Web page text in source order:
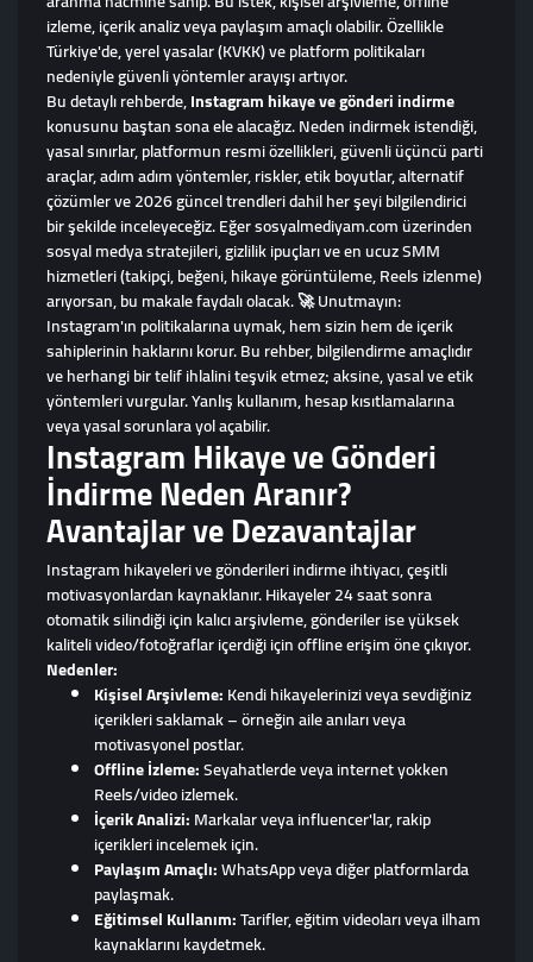
izleme, içerik analiz veya paylaşım amaçlı olabilir. Özellikle
Türkiye'de, yerel yasalar (KVKK) ve platform politikaları
nedeniyle güvenli yöntemler arayışı artıyor.
Bu detaylı rehberde,Instagram hikaye ve gönderi indirme
konusunu baştan sona ele alacağız. Neden indirmek istendiği,
yasal sınırlar, platformun resmi özellikleri, güvenli üçüncü parti
araçlar, adım adım yöntemler, riskler, etik boyutlar, alternatif
çözümler ve 2026 güncel trendleri dahil her şeyi bilgilendirici
bir şekilde inceleyeceğiz. Eğer sosyalmediyam.com üzerinden
sosyal medya stratejileri, gizlilik ipuçları ve en ucuz SMM
hizmetleri (takipçi, beğeni, hikaye görüntüleme, Reels izlenme)
arıyorsan, bu makale faydalı olacak. 🚀 Unutmayın:
Instagram'ın politikalarına uymak, hem sizin hem de içerik
sahiplerinin haklarını korur. Bu rehber, bilgilendirme amaçlıdır
ve herhangi bir telif ihlalini teşvik etmez; aksine, yasal ve etik
yöntemleri vurgular. Yanlış kullanım, hesap kısıtlamalarına
veya yasal sorunlara yol açabilir.
Instagram Hikaye ve Gönderi
İndirme Neden Aranır?
Avantajlar ve Dezavantajlar
Instagram hikayeleri ve gönderileri indirme ihtiyacı, çeşitli
motivasyonlardan kaynaklanır. Hikayeler 24 saat sonra
otomatik silindiği için kalıcı arşivleme, gönderiler ise yüksek
kaliteli video/fotoğraflar içerdiği için offline erişim öne çıkıyor.
Nedenler:
Kişisel Arşivleme:Kendi hikayelerinizi veya sevdiğiniz
içerikleri saklamak – örneğin aile anıları veya
motivasyonel postlar.
Offline İzleme:Seyahatlerde veya internet yokken
Reels/video izlemek.
İçerik Analizi:Markalar veya influencer'lar, rakip
içerikleri incelemek için.
Paylaşım Amaçlı:WhatsApp veya diğer platformlarda
paylaşmak.
Eğitimsel Kullanım:Tarifler, eğitim videoları veya ilham
kaynaklarını kaydetmek.